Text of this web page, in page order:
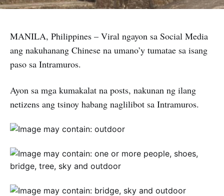
MANILA, Philippines – Viral ngayon sa Social Media
ang nakuhanang Chinese na umano’y tumatae sa isang
paso sa Intramuros.
Ayon sa mga kumakalat na posts, nakunan ng ilang
netizens ang tsinoy habang naglilibot sa Intramuros.